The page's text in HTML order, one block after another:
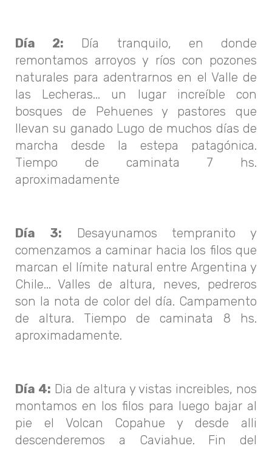
Día 2: Día tranquilo, en donde
remontamos arroyos y ríos con pozones
naturales para adentrarnos en el Valle de
las Lecheras... un lugar increíble con
bosques de Pehuenes y pastores que
llevan su ganado Lugo de muchos días de
marcha desde la estepa patagónica.
Tiempo de caminata 7 hs.
aproximadamente
Día 3: Desayunamos tempranito y
comenzamos a caminar hacia los filos que
marcan el límite natural entre Argentina y
Chile... Valles de altura, neves, pedreros
son la nota de color del día. Campamento
de altura. Tiempo de caminata 8 hs.
aproximadamente.
Día 4: Dia de altura y vistas increibles, nos
montamos en los filos para luego bajar al
pie el Volcan Copahue y desde alli
descenderemos a Caviahue. Fin del